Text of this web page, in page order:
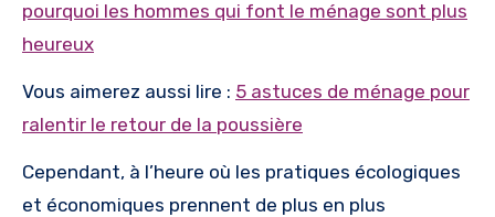
pourquoi les hommes qui font le ménage sont plus
heureux
Vous aimerez aussi lire : 5 astuces de ménage pour
ralentir le retour de la poussière
Cependant, à l’heure où les pratiques écologiques
et économiques prennent de plus en plus